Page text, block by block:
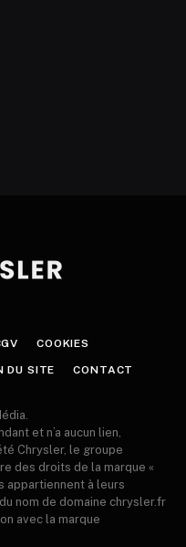
COOKIES
DU SITE CONTACT
et n’a aucun lien,
Chrysler, le groupe
des droits de la marque «
appartiennent à leurs
nom de domaine chrysler.fr
avec la marque